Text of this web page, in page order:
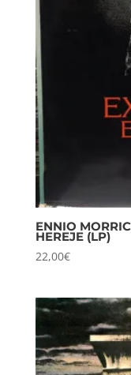
ENNIO
HEREJE (LP)
22,00€